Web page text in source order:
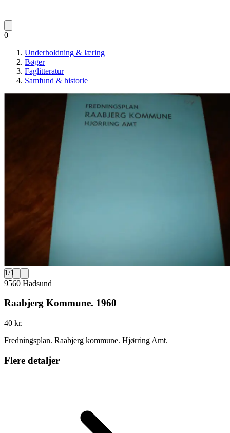
0
Underholdning & læring
Bøger
Faglitteratur
Samfund & historie
1/1
9560 Hadsund
Raabjerg Kommune. 1960
40 kr.
Fredningsplan. Raabjerg kommune. Hjørring Amt.
Flere detaljer